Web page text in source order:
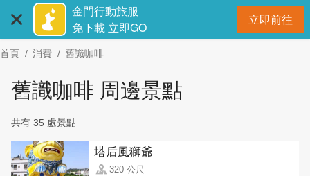
主
要
金門行動旅服
免下載 立即GO
立即前往開
首頁 消費 舊識咖啡
舊識咖啡 周邊景點
共有 35 處景點
塔后風獅爺
320 公尺